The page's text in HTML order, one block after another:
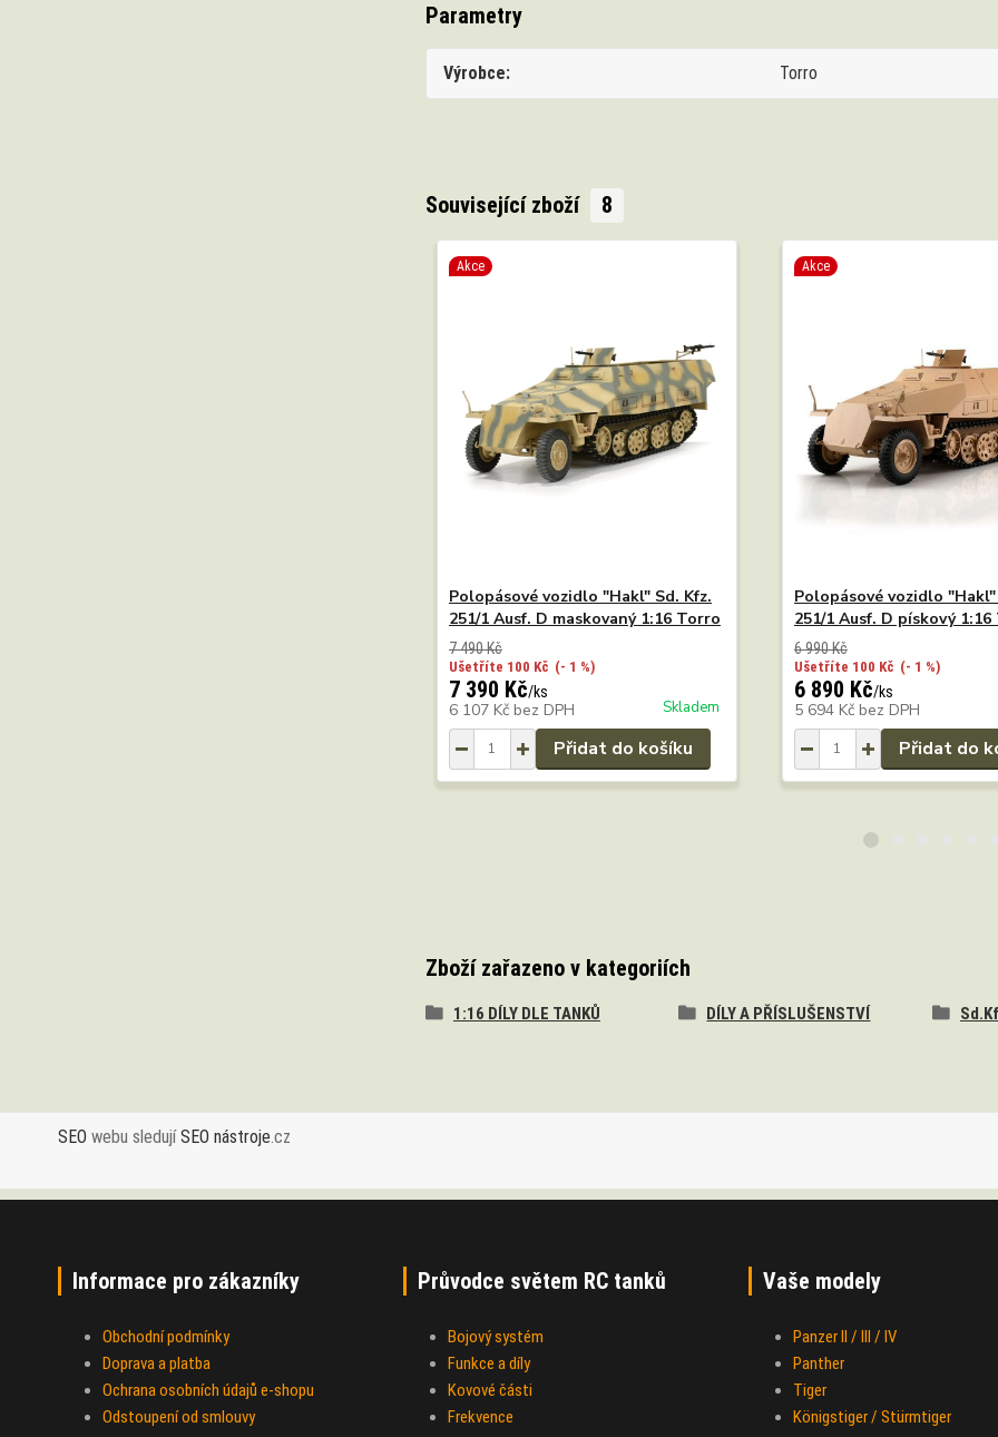
Parametry
Výrobce Torro
Související zboží 8
Akce
Polopásové vozidlo "Hakl" Sd. Kfz.
251/1 Ausf. D maskovaný 1:16 Torro
7 490 Kč
Ušetříte 100 Kč (- 1 %)
7 390 Kč/ks
6 107 Kč bez DPH Skladem
Přidat do košíku
Akce
Polopásové vozidlo "Hakl"
251/1 Ausf. D pískový
6 990 Kč
Ušetříte 100 Kč (- 1 %)
6 890 Kč/ks
5 694 Kč bez DPH
Přidat do
Zboží zařazeno v kategoriích
1:16 DÍLY DLE TANKŮ DÍLY A PŘÍSLUŠENSTVÍ
SEO webu sledujíSEO nástroje.cz
Informace pro zákazníky
Obchodní podmínky
Doprava a platba
Ochrana osobních údajů e-shopu
Odstoupení od smlouvy
Průvodce světem RC tanků
Bojový systém
Funkce a díly
Kovové části
Frekvence
Vaše modely
Panzer II / III / IV
Panther
Tiger
Königstiger / Stürmtiger